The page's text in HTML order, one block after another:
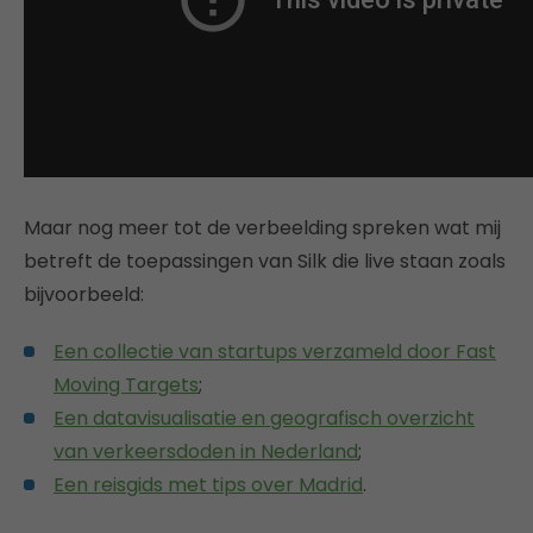
Maar nog meer tot de verbeelding spreken wat mij
betreft de toepassingen van Silk die live staan zoals
bijvoorbeeld:
Een collectie van startups verzameld door Fast
Moving Targets;
Een datavisualisatie en geografisch overzicht
van verkeersdoden in Nederland;
Een reisgids met tips over Madrid.